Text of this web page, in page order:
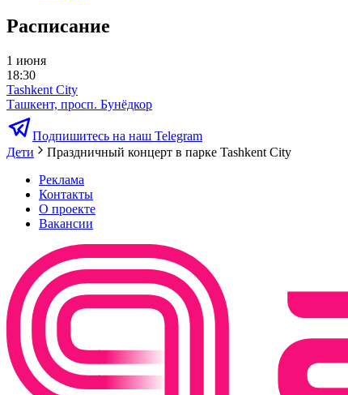
Расписание
1 июня
18:30
Tashkent City
Ташкент, просп. Бунёдкор
Подпишитесь на наш Telegram
Дети
Праздничный концерт в парке Tashkent City
Реклама
Контакты
О проекте
Вакансии